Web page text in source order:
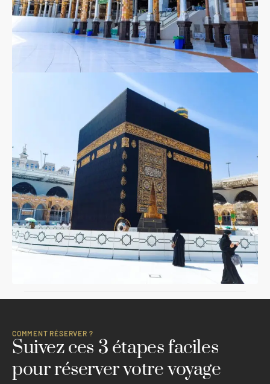
COMMENT RÉSERVER ?
Suivez ces 3 étapes faciles
pour réserver votre voyage